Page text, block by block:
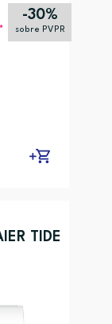
-30%
sobre PVPR
TIDE